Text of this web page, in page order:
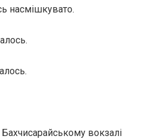
насмішкувато.
вокзалі